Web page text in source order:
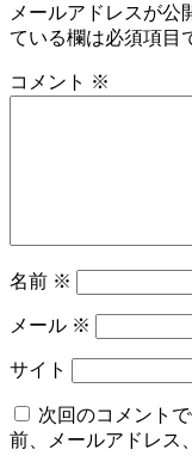
メールアドレスが公
ている欄は必須項目
コメント ※
名前 ※
メール ※
サイト
次回のコメント
前、メールアドレス